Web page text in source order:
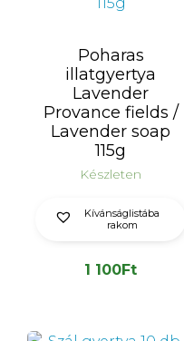
Poharas
illatgyertya
Lavender
Provance fields /
Lavender soap
115g
Készleten
Kívánságlistába
rakom
1 100Ft